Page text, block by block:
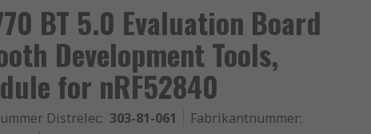
BT 5.0 Evaluation Board
Development Tools,
for nRF52840
Distrelec: 303-81-061 Fabrikantnummer: